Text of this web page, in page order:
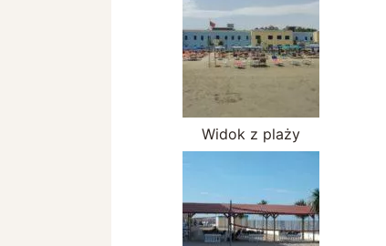
Widok z plaży